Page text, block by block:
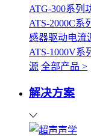
ATG-300系列
ATS-2000C系
感器驱动电流
ATS-1000V系
源 全部产品 >
解决方案